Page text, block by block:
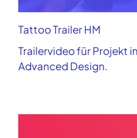
Tattoo Trailer HM
Trailervideo für Projekt
Advanced Design.